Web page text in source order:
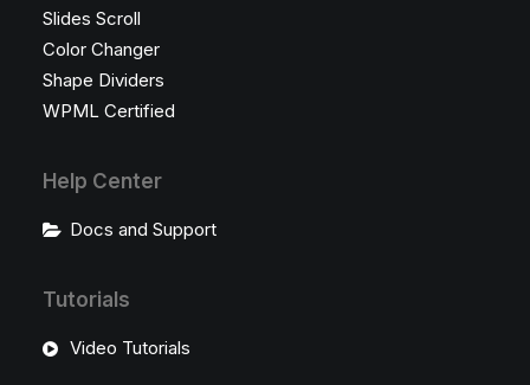
Slides Scroll
Color Changer
Shape Dividers
WPML Certified
Help Center
Docs and Support
Tutorials
Video Tutorials